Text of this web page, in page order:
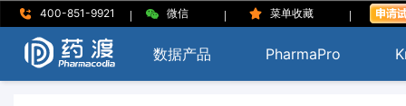
400-851-9921 | 微信 | 菜单收藏 |
数据产品 PharmaPro